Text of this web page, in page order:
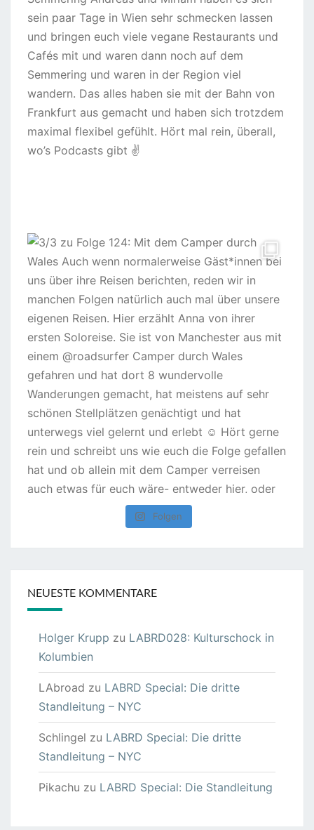
Folgen
NEUESTE KOMMENTARE
Holger Krupp zu LABRD028: Kulturschock in
Kolumbien
LAbroad zu LABRD Special: Die dritte
Standleitung – NYC
Schlingel zu LABRD Special: Die dritte
Standleitung – NYC
Pikachu zu LABRD Special: Die Standleitung